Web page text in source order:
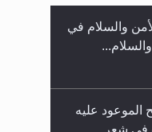
في الجامعة
والسلام في
الموعود عليه
نظرة في شعر